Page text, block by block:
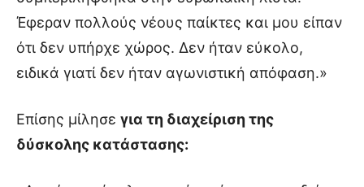
Έφεραν πολλούς νέους παίκτες και μου είπαν
ότι δεν υπήρχε χώρος. Δεν ήταν εύκολο,
ειδικά γιατί δεν ήταν αγωνιστική απόφαση.»
Επίσης μίλησε για τη διαχείριση της
δύσκολης κατάστασης: